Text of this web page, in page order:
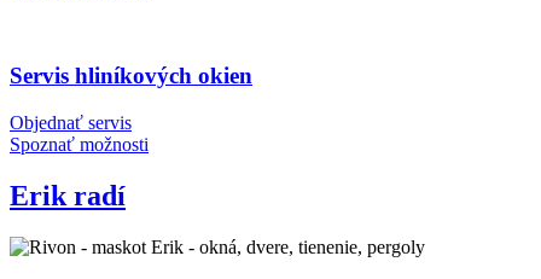
Servis hliníkových okien
Objednať servis
Spoznať možnosti
Erik radí